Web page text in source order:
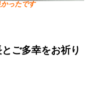
ったです
ご多幸をお祈り